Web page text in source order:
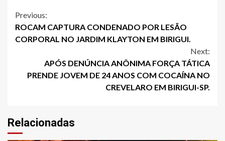
Continue
Reading
Previous:
ROCAM CAPTURA CONDENADO POR LESÃO
CORPORAL NO JARDIM KLAYTON EM BIRIGUI.
Next:
APÓS DENÚNCIA ANÔNIMA FORÇA TÁTICA
PRENDE JOVEM DE 24 ANOS COM COCAÍNA NO
CREVELARO EM BIRIGUI-SP.
Relacionadas